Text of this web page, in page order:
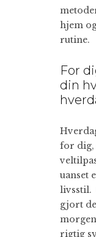
hjem
rutine.
For
din
for dig,
uanset
livsstil.
gjort
rigtig